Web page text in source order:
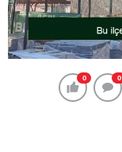
0 0